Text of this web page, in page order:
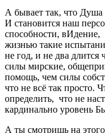
А бывает так, что Душа
И становится наш
способности,
жизнью такие
не год, и не два длится
силы мирские,
помощь, чем силы
что не всё так просто.
определить, что не
кардинально уровень
А ты смотришь на